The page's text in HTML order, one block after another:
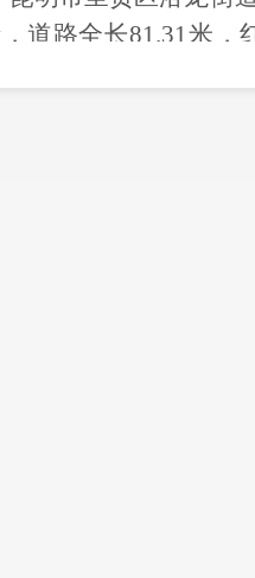
道路全长81.31米